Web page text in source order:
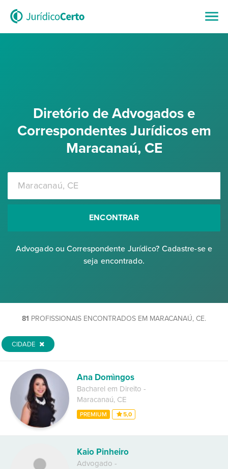
Diretório de Advogados e
Correspondentes Jurídicos em
Maracanaú, CE
ENCONTRAR
Advogado ou Correspondente Jurídico? Cadastre-se e
seja encontrado.
81 PROFISSIONAIS ENCONTRADOS EM MARACANAÚ, CE.
CIDADE
Ana Domìngos
Bacharel em Direito -
Maracanaú, CE
PREMIUM 5,0
Kaio Pinheiro
Advogado -